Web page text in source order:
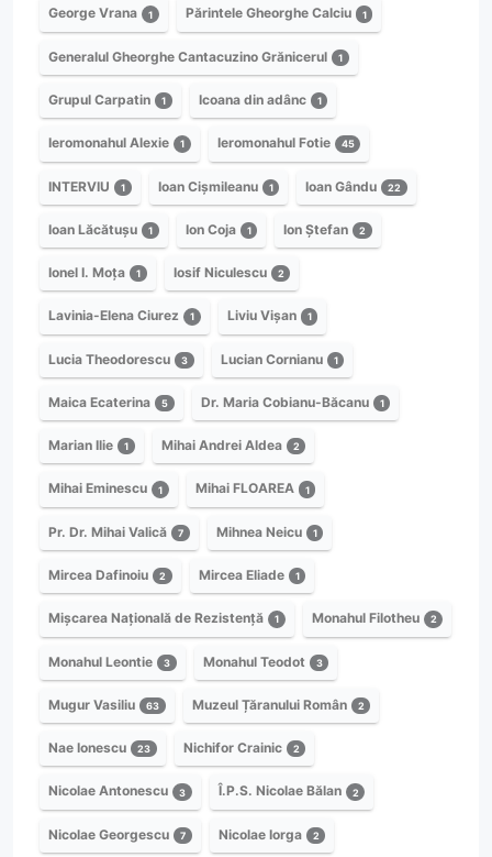
George Vrana 1 Părintele Gheorghe Calciu 1
Generalul Gheorghe Cantacuzino Grănicerul 1
Grupul Carpatin 1 Icoana din adânc 1
Ieromonahul Alexie 1 Ieromonahul Fotie 45
INTERVIU 1 Ioan Cișmileanu 1 Ioan Gându 22
Ioan Lăcătușu 1 Ion Coja 1 Ion Ștefan 2
Ionel I. Moța 1 Iosif Niculescu 2
Lavinia-Elena Ciurez 1 Liviu Vișan 1
Lucia Theodorescu 3 Lucian Cornianu 1
Maica Ecaterina 5 Dr. Maria Cobianu-Băcanu 1
Marian Ilie 1 Mihai Andrei Aldea 2
Mihai Eminescu 1 Mihai FLOAREA 1
Pr. Dr. Mihai Valică 7 Mihnea Neicu 1
Mircea Dafinoiu 2 Mircea Eliade 1
Mișcarea Națională de Rezistență 1 Monahul Filotheu 2
Monahul Leontie 3 Monahul Teodot 3
Mugur Vasiliu 63 Muzeul Țăranului Român 2
Nae Ionescu 23 Nichifor Crainic 2
Nicolae Antonescu 3 Î.P.S. Nicolae Bălan 2
Nicolae Georgescu 7 Nicolae Iorga 2